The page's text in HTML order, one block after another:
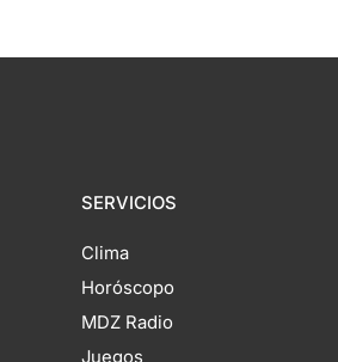
SERVICIOS
Clima
Horóscopo
MDZ Radio